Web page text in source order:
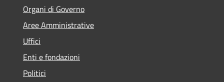
Organi di Governo
Aree Amministrative
Uffici
Enti e fondazioni
Politici